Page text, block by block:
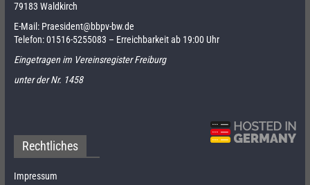
79183 Waldkirch
E-Mail: Praesident@bbpv-bw.de
Telefon:01516-5255083 – Erreichbarkeit ab 19:00 Uhr
Eingetragen im Vereinsregister Freiburg
unter der Nr. 1458
Rechtliches
Impressum